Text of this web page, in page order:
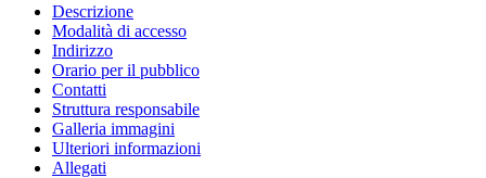
Descrizione
Modalità di accesso
Indirizzo
Orario per il pubblico
Contatti
Struttura responsabile
Galleria immagini
Ulteriori informazioni
Allegati